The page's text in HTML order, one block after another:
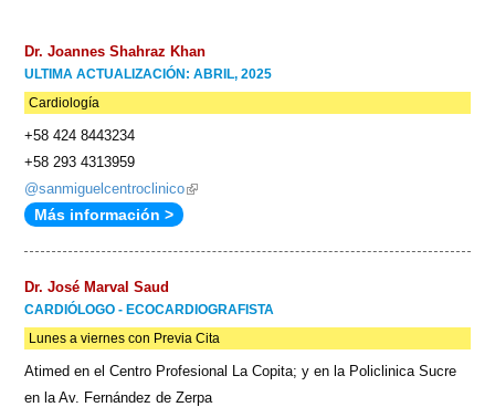
Dr. Joannes Shahraz Khan
ULTIMA ACTUALIZACIÓN: ABRIL, 2025
Cardiología
+58 424 8443234
+58 293 4313959
@sanmiguelcentroclinico(link
Más información >
Dr. José Marval Saud
CARDIÓLOGO - ECOCARDIOGRAFISTA
Lunes a viernes con Previa Cita
Atimed en el Centro Profesional La Copita; y en la Policlinica Sucre
en la Av. Fernández de Zerpa